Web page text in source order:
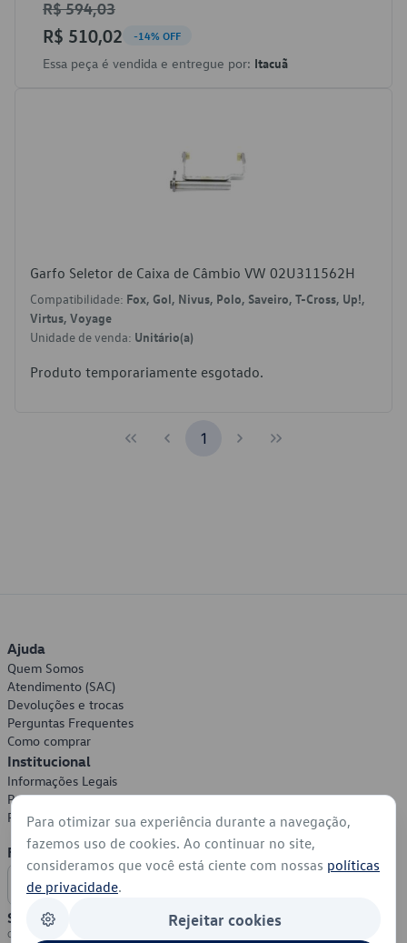
R$ 594,03
R$ 510,02 -14% OFF
Essa peça é vendida e entregue por: Itacuã
Garfo Seletor de Caixa de Câmbio VW 02U311562H
Compatibilidade: Fox, Gol, Nivus, Polo, Saveiro, T-Cross, Up!,
Virtus, Voyage
Unidade de venda: Unitário(a)
Produto temporariamente esgotado.
1
Ajuda
Quem Somos
Atendimento (SAC)
Devoluções e trocas
Perguntas Frequentes
Como comprar
Institucional
Informações Legais
Política de Privacidade
Política de Cookies
Formas de Pagamento
Segurança
Para otimizar sua experiência durante a navegação,
fazemos uso de cookies. Ao continuar no site,
consideramos que você está ciente com nossas políticas
de privacidade.
Rejeitar cookies